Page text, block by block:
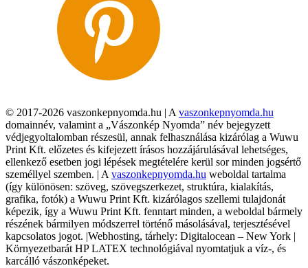
© 2017-2026 vaszonkepnyomda.hu | A vaszonkepnyomda.hu
domainnév, valamint a „Vászonkép Nyomda” név bejegyzett
védjegyoltalomban részesül, annak felhasználása kizárólag a Wuwu
Print Kft. előzetes és kifejezett írásos hozzájárulásával lehetséges,
ellenkező esetben jogi lépések megtételére kerül sor minden jogsértő
személlyel szemben. | A vaszonkepnyomda.hu weboldal tartalma
(így különösen: szöveg, szövegszerkezet, struktúra, kialakítás,
grafika, fotók) a Wuwu Print Kft. kizárólagos szellemi tulajdonát
képezik, így a Wuwu Print Kft. fenntart minden, a weboldal bármely
részének bármilyen módszerrel történő másolásával, terjesztésével
kapcsolatos jogot. |Webhosting, tárhely: Digitalocean – New York |
Környezetbarát HP LATEX technológiával nyomtatjuk a víz-, és
karcálló vászonképeket.